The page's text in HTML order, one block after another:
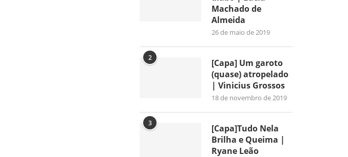
Machado de
Almeida
26 de maio de 2019
2
[Capa] Um garoto
(quase) atropelado
| Vinicius Grossos
18 de novembro de 2019
3
[Capa]Tudo Nela
Brilha e Queima |
Ryane Leão